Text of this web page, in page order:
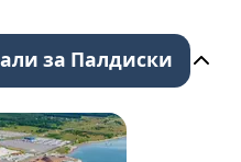
за Палдиски